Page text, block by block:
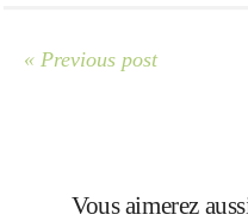
« Previous post
Vous aimerez